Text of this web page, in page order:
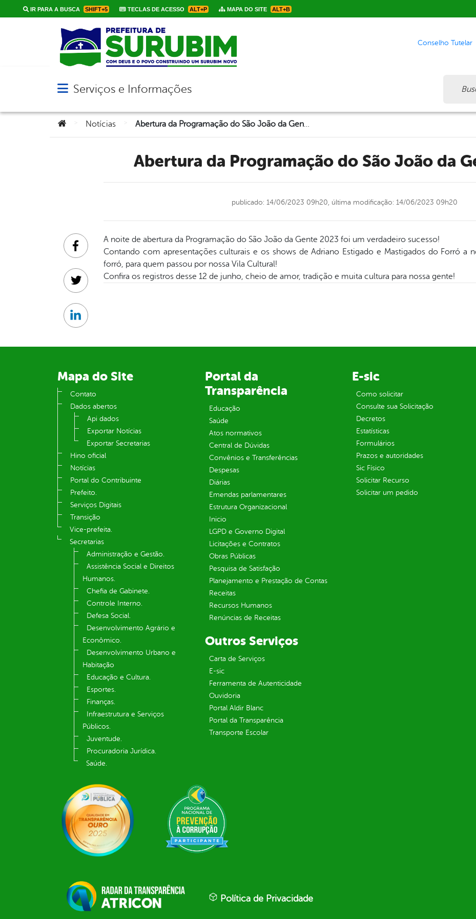
IR PARA A BUSCA SHIFT+5 TECLAS DE ACESSO ALT+P MAPA DO SITE ALT+B
Conselho Tutelar
Abrir menu principal de navegação
Serviços e Informações
Você está aqui:
Notícias Abertura da Programação do São João da Gente 2023!
Abertura da Programação do São João da
publicado: 14/06/2023 09h20, última modificação: 14/06/2023 09h20
A noite de abertura da Programação do São João da Gente 2023 foi um verdadeiro sucesso!
Contando com apresentações culturais e os shows de Adriano Estigado e Mastigados do Forró a
forró, para quem passou por nossa Vila Cultural!
Confira os registros desse 12 de junho, cheio de amor, tradição e muita cultura para nossa gente!
Facebook
Twitter
Linkedin
Mapa do Site
Contato
Dados abertos
Api dados
Exportar Notícias
Exportar Secretarias
Hino oficial
Notícias
Portal do Contribuinte
Prefeito.
Serviços Digitais
Transição
Vice-prefeita.
Secretarias
Administração e Gestão.
Assistência Social e Direitos
Humanos.
Chefia de Gabinete.
Controle Interno.
Defesa Social.
Desenvolvimento Agrário e
Econômico.
Desenvolvimento Urbano e
Habitação
Educação e Cultura.
Esportes.
Finanças.
Infraestrutura e Serviços
Públicos.
Juventude.
Procuradoria Jurídica.
Saúde.
Portal da
Transparência
Educação
Saúde
Atos normativos
Central de Dúvidas
Convênios e Transferências
Despesas
Diárias
Emendas parlamentares
Estrutura Organizacional
Inicio
LGPD e Governo Digital
Licitações e Contratos
Obras Públicas
Pesquisa de Satisfação
Planejamento e Prestação de Contas
Receitas
Recursos Humanos
Renúncias de Receitas
E-sic
Como solicitar
Consulte sua Solicitação
Decretos
Estatísticas
Formulários
Prazos e autoridades
Sic Físico
Solicitar Recurso
Solicitar um pedido
Outros Serviços
Carta de Serviços
E-sic
Ferramenta de Autenticidade
Ouvidoria
Portal Aldir Blanc
Portal da Transparência
Transporte Escolar
Política de Privacidade